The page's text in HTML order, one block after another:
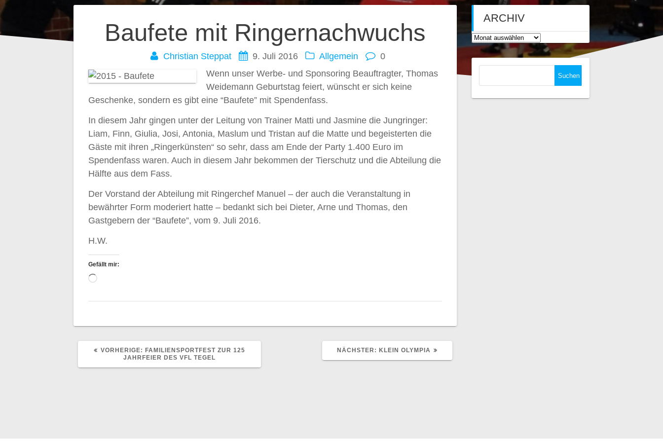
Baufete mit Ringernachwuchs
Christian Steppat 9. Juli 2016 Allgemein
0
Wenn unser Werbe- und Sponsoring Beauftragter, Thomas
Weidemann Geburtstag feiert, wünscht er sich keine
Geschenke, sondern es gibt eine “Baufete” mit Spendenfass.
In diesem Jahr gingen unter der Leitung von Trainer Matti und Jasmine die Jungringer:
Liam, Finn, Giulia, Josi, Antonia, Maslum und Tristan auf die Matte und begeisterten die
Gäste mit ihren „Ringerkünsten“ so sehr, dass am Ende der Party 1.400 Euro im
Spendenfass waren. Auch in diesem Jahr bekommen der Tierschutz und die Abteilung die
Hälfte aus dem Fass.
Der Vorstand der Abteilung mit Ringerchef Manuel – der auch die Veranstaltung in
bewährter Form moderiert hatte – bedankt sich bei Dieter, Arne und Thomas, den
Gastgebern der “Baufete”, vom 9. Juli 2016.
H.W.
Gefällt mir:
Wird
Beitragsnavigation
VORHERIGE: VORHERIGER
BEITRAG:
FAMILIENSPORTFEST ZUR 125
JAHRFEIER DES VFL TEGEL
NÄCHSTER: NÄCHSTER
KLEIN OLYMPIA
ARCHIV
Archiv